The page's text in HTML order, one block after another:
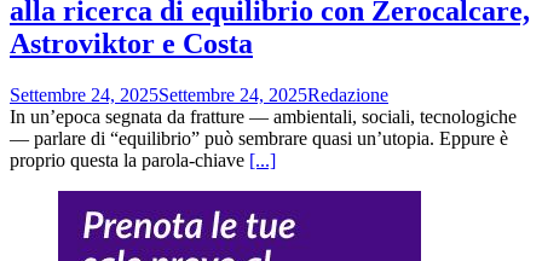
alla ricerca di equilibrio con Zerocalcare,
Astroviktor e Costa
Settembre 24, 2025Settembre 24, 2025Redazione
In un’epoca segnata da fratture — ambientali, sociali, tecnologiche
— parlare di “equilibrio” può sembrare quasi un’utopia. Eppure è
proprio questa la parola-chiave [...]